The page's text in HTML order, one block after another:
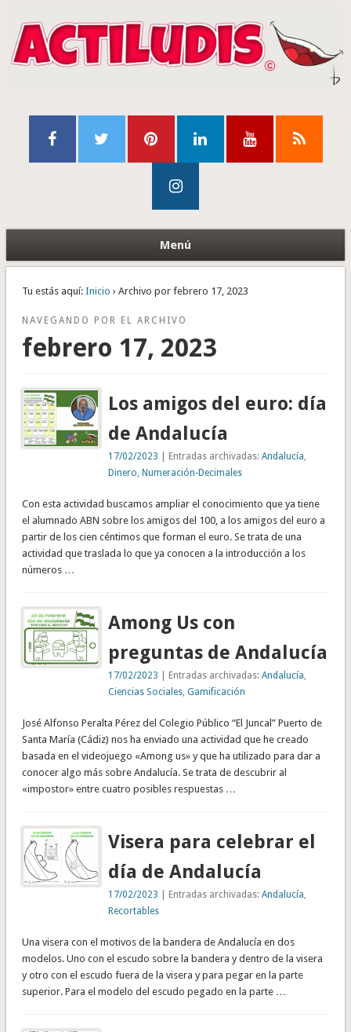
Menú
Tu estás aquí: Inicio › Archivo por febrero 17, 2023
NAVEGANDO POR EL ARCHIVO
febrero 17, 2023
Los amigos del euro: día
de Andalucía
17/02/2023 | Entradas archivadas:Andalucía
Dinero ,Numeración-Decimales
Con esta actividad buscamos ampliar el conocimiento que ya tiene
el alumnado ABN sobre los amigos del 100, a los amigos del euro a
partir de los cien céntimos que forman el euro. Se trata de una
actividad que traslada lo que ya conocen a la introducción a los
números …
Among Us con
preguntas de Andalucía
17/02/2023 | Entradas archivadas:Andalucía
Ciencias Sociales ,Gamificación
José Alfonso Peralta Pérez del Colegio Público “El Juncal” Puerto de
Santa María (Cádiz) nos ha enviado una actividad que he creado
basada en el videojuego «Among us» y que ha utilizado para dar a
conocer algo más sobre Andalucía. Se trata de descubrir al
«impostor» entre cuatro posibles respuestas …
Visera para celebrar el
día de Andalucía
17/02/2023 | Entradas archivadas:Andalucía
Recortables
Una visera con el motivos de la bandera de Andalucía en dos
modelos. Uno con el escudo sobre la bandera y dentro de la visera
y otro con el escudo fuera de la visera y para pegar en la parte
superior. Para el modelo del escudo pegado en la parte …